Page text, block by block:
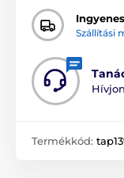
Szállítási
Termékkód: